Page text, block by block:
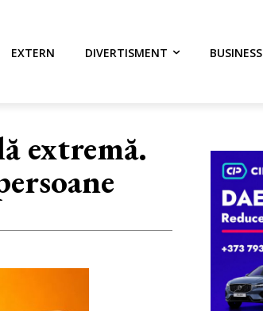
EXTERN DIVERTISMENT BUSINESS
extremă.